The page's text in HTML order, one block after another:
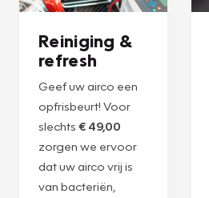
Reiniging &
refresh
Geef uw airco een
opfrisbeurt! Voor
slechts € 49,00
zorgen we ervoor
dat uw airco vrij is
van bacteriën,